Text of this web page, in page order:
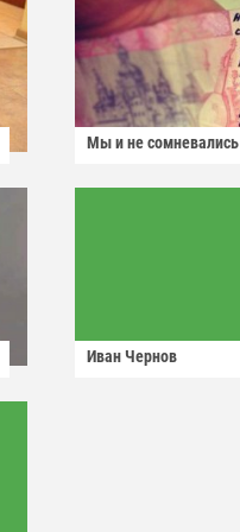
Мы и не сомневались
Иван Чернов